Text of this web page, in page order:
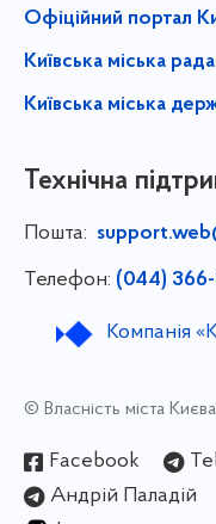
Офіційний портал
Київська міська рада
Київська міська
Технічна
Пошта:
Телефон: (044)
Компанія
© Власність міста
Facebook
Андрій Паладій